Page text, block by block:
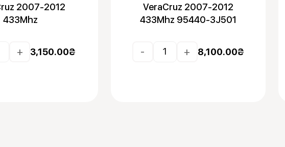
2007-2012
433Mhz
+ 3,150.00₴
VeraCruz 2007-2012
433Mhz 95440-3J501
- + 8,100.00₴